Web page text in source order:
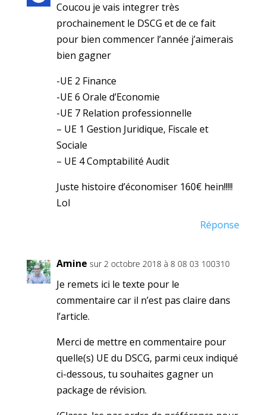
Coucou je vais integrer très
prochainement le DSCG et de ce fait
pour bien commencer l’année j’aimerais
bien gagner
-UE 2 Finance
-UE 6 Orale d’Economie
-UE 7 Relation professionnelle
– UE 1 Gestion Juridique, Fiscale et
Sociale
– UE 4 Comptabilité Audit
Juste histoire d’économiser 160€ hein!!!!!
Lol
Réponse
Amine sur 2 octobre 2018 à 8 08 03 100310
Je remets ici le texte pour le
commentaire car il n’est pas claire dans
l’article.
Merci de mettre en commentaire pour
quelle(s) UE du DSCG, parmi ceux indiqué
ci-dessous, tu souhaites gagner un
package de révision.